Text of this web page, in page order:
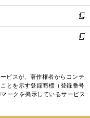
開
く
ウ
で
開
く
ン
ド
ウ
で
ウ
ィ
ン
ド
く
新
し
い
ド
ウ
で
新
ィ
ン
ド
ビスが、著作権者からコンテ
とを示す登録商標（登録番号
ークを掲示しているサービス